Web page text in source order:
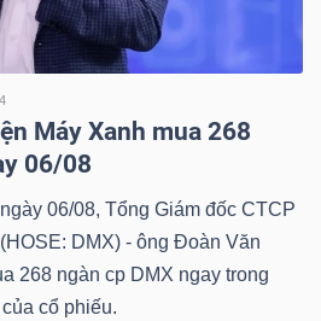
Máy Xanh mua 268
06/08
06/08, Tổng Giám đốc CTCP
DMX) - ông Đoàn Văn
268 ngàn cp DMX ngay trong
cổ phiếu.